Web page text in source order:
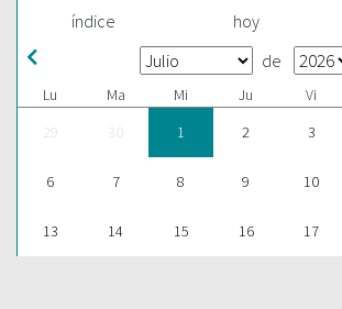
índice hoy
de
Lu Ma Mi Ju Vi
29
30 1 2 3
6 7 8 9 10
13 14 15 16 17